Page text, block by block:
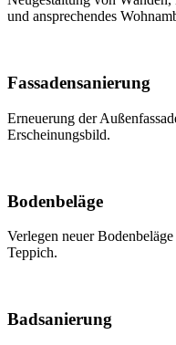
und ansprechendes
Fassadensanierung
Erneuerung der
Erscheinungsbild.
Bodenbeläge
Verlegen neuer
Teppich.
Badsanierung